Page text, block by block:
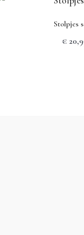
Stolpjes
€